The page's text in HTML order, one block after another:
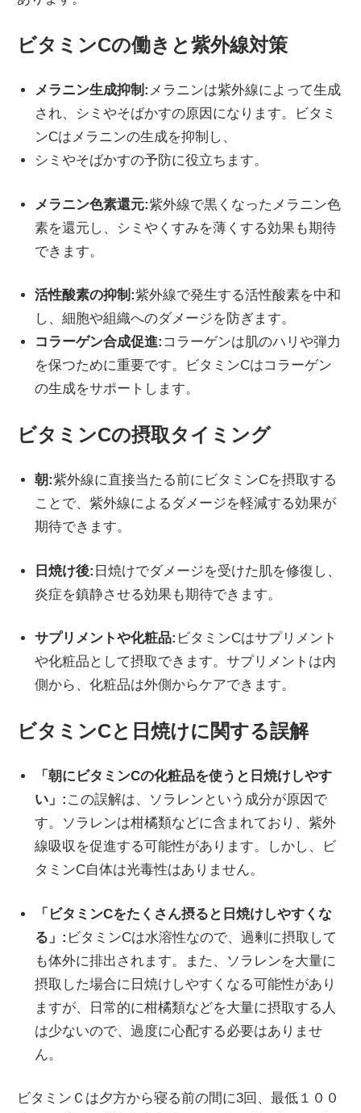
ビタミンCの働きと紫外線対策
メラニン生成抑制: メラニンは紫外線によって生成
され、シミやそばかすの原因になります。ビタミ
ンCはメラニンの生成を抑制し、
シミやそばかすの予防に役立ちます。
メラニン色素還元:紫外線で黒くなったメラニン色
素を還元し、シミやくすみを薄くする効果も期待
できます。
活性酸素の抑制:紫外線で発生する活性酸素を中和
し、細胞や組織へのダメージを防ぎます。
コラーゲン合成促進: コラーゲンは肌のハリや弾力
を保つために重要です。ビタミンCはコラーゲン
の生成をサポートします。
ビタミンCの摂取タイミング
朝:紫外線に直接当たる前にビタミンCを摂取する
ことで、紫外線によるダメージを軽減する効果が
期待できます。
日焼け後: 日焼けでダメージを受けた肌を修復し、
炎症を鎮静させる効果も期待できます。
サプリメントや化粧品: ビタミンCはサプリメント
や化粧品として摂取できます。サプリメントは内
側から、化粧品は外側からケアできます。
ビタミンCと日焼けに関する誤解
「朝にビタミンCの化粧品を使うと日焼けしやす
い」: この誤解は、ソラレンという成分が原因で
す。ソラレンは柑橘類などに含まれており、紫外
線吸収を促進する可能性があります。しかし、ビ
タミンC自体は光毒性はありません。
「ビタミンCをたくさん摂ると日焼けしやすくな
る」: ビタミンCは水溶性なので、過剰に摂取して
も体外に排出されます。また、ソラレンを大量に
摂取した場合に日焼けしやすくなる可能性があり
ますが、日常的に柑橘類などを大量に摂取する人
は少ないので、過度に心配する必要はありませ
ん。
ビタミンＣは夕方から寝る前の間に3回、最低１００